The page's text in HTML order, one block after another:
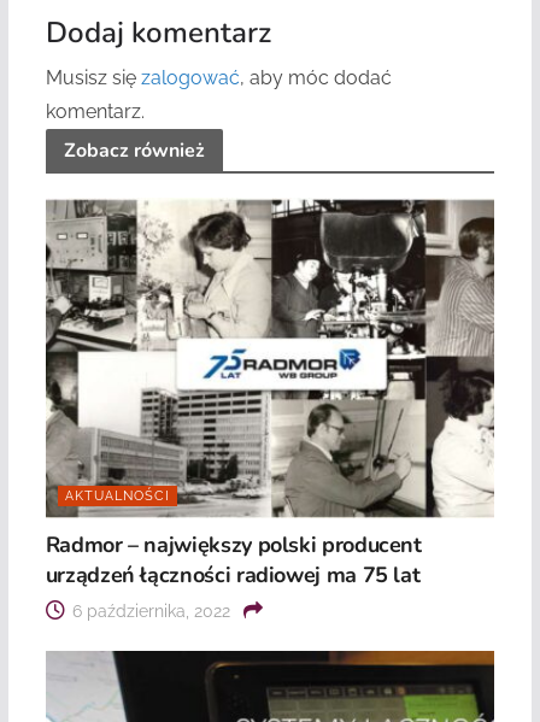
Dodaj komentarz
Musisz się zalogować, aby móc dodać
komentarz.
Zobacz również
AKTUALNOŚCI
Radmor – największy polski producent
urządzeń łączności radiowej ma 75 lat
6 października, 2022